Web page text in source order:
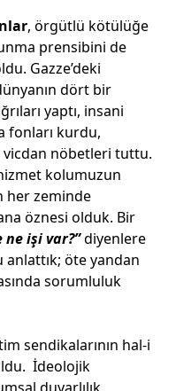
, örgütlü kötülüğe
prensibini de
Gazze’deki
dört bir
yaptı, insani
fonları kurdu,
nöbetleri tuttu.
kolumuzun
her zeminde
öznesi olduk. Bir
ne işi var?”diyenlere
anlattık; öte yandan
sorumluluk
sendikalarının hal-i
İdeolojik